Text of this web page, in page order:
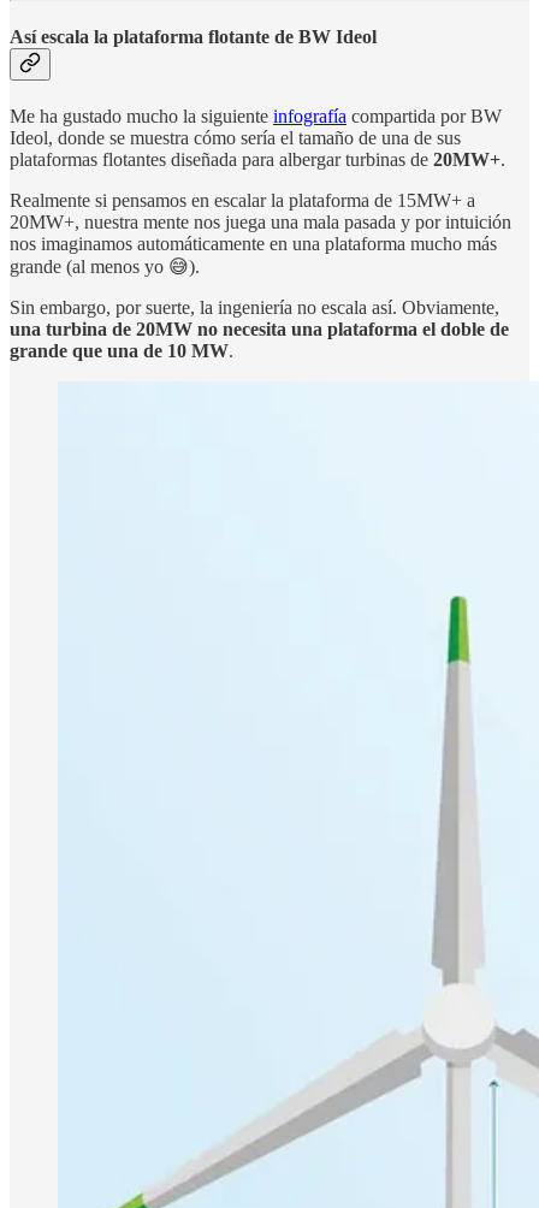
Así escala la plataforma flotante de BW Ideol
Me ha gustado mucho la siguiente infografía compartida por BW
Ideol, donde se muestra cómo sería el tamaño de una de sus
plataformas flotantes diseñada para albergar turbinas de 20MW+.
Realmente si pensamos en escalar la plataforma de 15MW+ a
20MW+, nuestra mente nos juega una mala pasada y por intuición
nos imaginamos automáticamente en una plataforma mucho más
grande (al menos yo 😅).
Sin embargo, por suerte, la ingeniería no escala así. Obviamente,
una turbina de 20MW no necesita una plataforma el doble de
grande que una de 10 MW.